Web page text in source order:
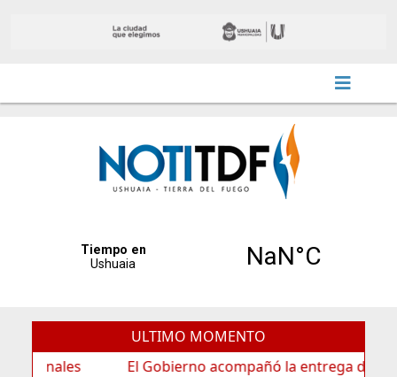
ULTIMO MOMENTO
El Gobierno acompañó la entrega de nueva